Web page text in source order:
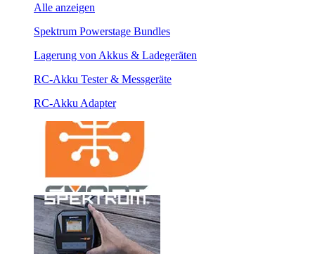
Alle anzeigen
Spektrum Powerstage Bundles
Lagerung von Akkus & Ladegeräten
RC-Akku Tester & Messgeräte
RC-Akku Adapter